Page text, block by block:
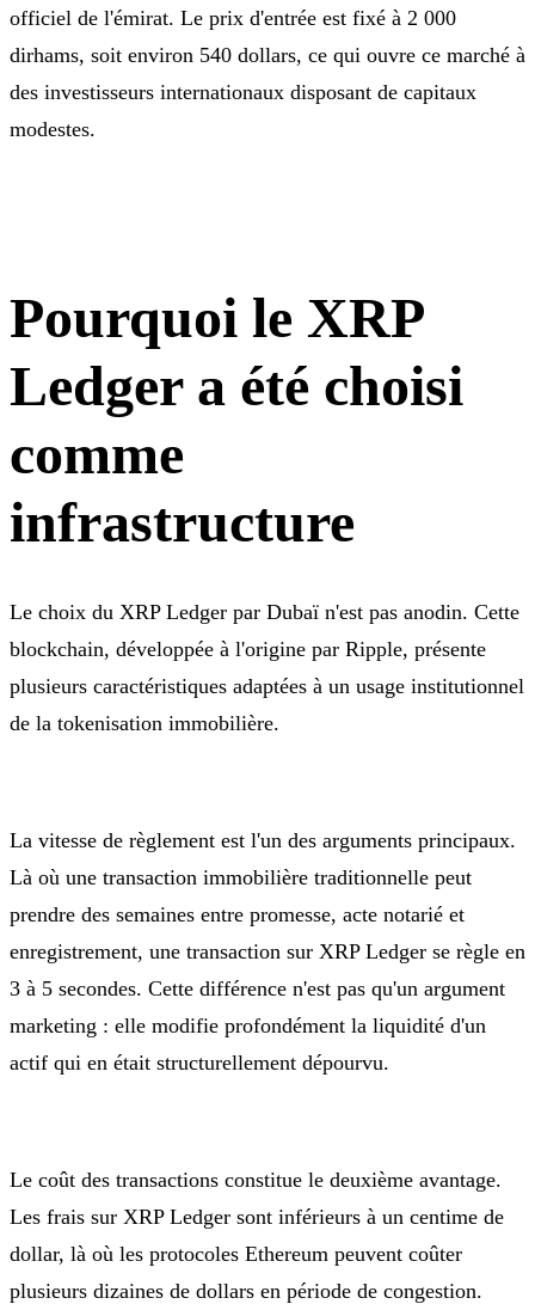
officiel de l'émirat. Le prix d'entrée est fixé à 2 000
dirhams, soit environ 540 dollars, ce qui ouvre ce marché à
des investisseurs internationaux disposant de capitaux
modestes.
Pourquoi le XRP
Ledger a été choisi
comme
infrastructure
Le choix du XRP Ledger par Dubaï n'est pas anodin. Cette
blockchain, développée à l'origine par Ripple, présente
plusieurs caractéristiques adaptées à un usage institutionnel
de la tokenisation immobilière.
La vitesse de règlement est l'un des arguments principaux.
Là où une transaction immobilière traditionnelle peut
prendre des semaines entre promesse, acte notarié et
enregistrement, une transaction sur XRP Ledger se règle en
3 à 5 secondes. Cette différence n'est pas qu'un argument
marketing : elle modifie profondément la liquidité d'un
actif qui en était structurellement dépourvu.
Le coût des transactions constitue le deuxième avantage.
Les frais sur XRP Ledger sont inférieurs à un centime de
dollar, là où les protocoles Ethereum peuvent coûter
plusieurs dizaines de dollars en période de congestion.